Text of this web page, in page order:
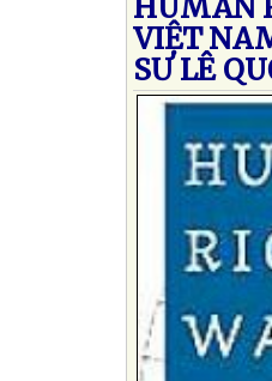
HUMAN
VIỆT
SƯ LÊ